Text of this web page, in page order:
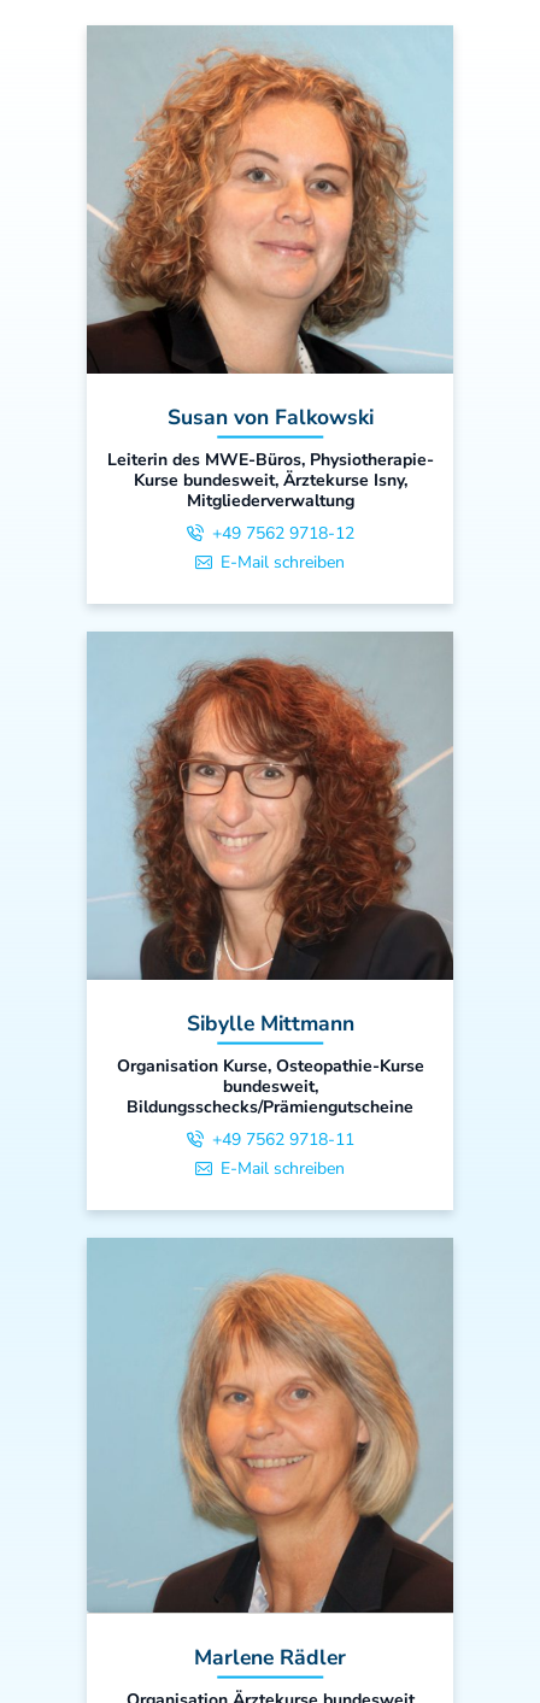
Susan von Falkowski
Leiterin des MWE-Büros, Physiotherapie-
Kurse bundesweit, Ärztekurse Isny,
Mitgliederverwaltung
+49 7562 9718-12
E-Mail schreiben
Sibylle Mittmann
Organisation Kurse, Osteopathie-Kurse
bundesweit,
Bildungsschecks/Prämiengutscheine
+49 7562 9718-11
E-Mail schreiben
Marlene Rädler